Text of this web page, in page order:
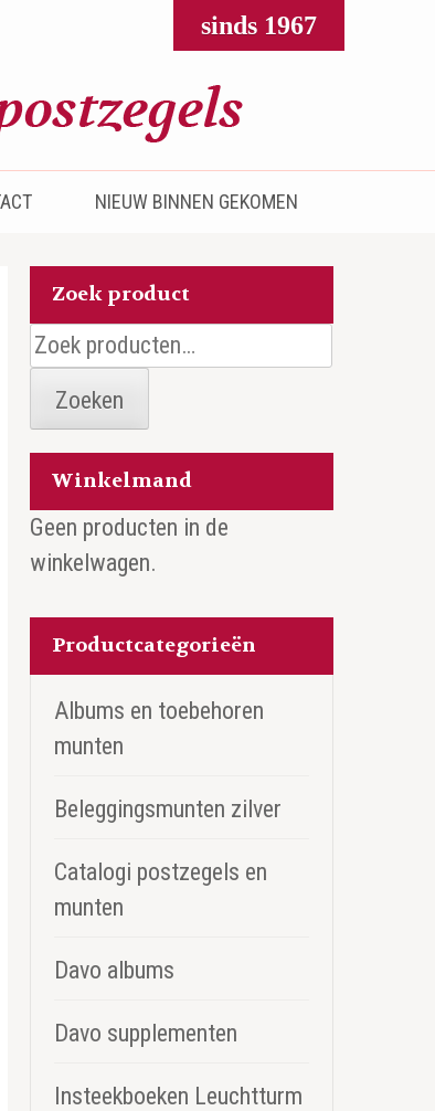
sinds 1967
NIEUW BINNEN GEKOMEN
Zoek product
Zoeken
naar:
Zoeken
Winkelmand
Geen producten in de
winkelwagen.
Productcategorieën
Albums en toebehoren
munten
Beleggingsmunten zilver
Catalogi postzegels en
munten
Davo albums
Davo supplementen
Insteekboeken Leuchtturm